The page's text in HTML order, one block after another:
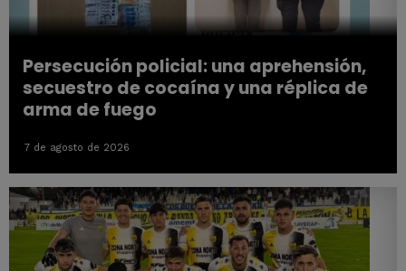
Persecución policial: una aprehensión,
secuestro de cocaína y una réplica de
arma de fuego
7 de agosto de 2026